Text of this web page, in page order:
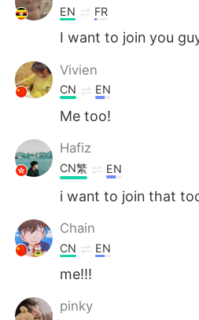
EN FR
I want to join you
Vivien
CN EN
Me too!
Hafiz
CN繁 EN
i want to join that
Chain
CN EN
me!!!
pinky